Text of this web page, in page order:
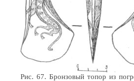
Рис. 67. Бронзовый топор из